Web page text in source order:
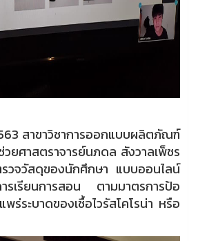
สาขาวิชาการออกแบบผลิตภัณฑ์
ยศาสตราจารย์นภดล สังวาลเพ็ชร
วจวัสดุของนักศึกษา แบบออนไลน์
ารเรียนการสอน ตามมาตรการป้อ
พร่ระบาดของเชื้อไวรัสโคโรน่า หรือ